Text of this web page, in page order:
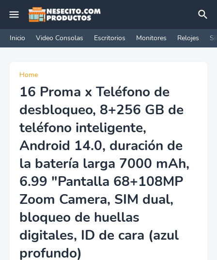
Inicio Video Consolas Escritorios Monitores Relojes
Home
16 Proma x Teléfono de
desbloqueo, 8+256 GB de
teléfono inteligente,
Android 14.0, duración de
la batería larga 7000 mAh,
6.99 "Pantalla 68+108MP
Zoom Camera, SIM dual,
bloqueo de huellas
digitales, ID de cara (azul
profundo)